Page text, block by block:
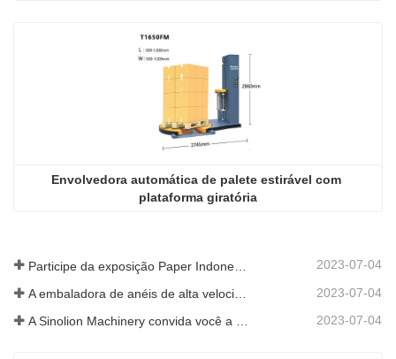
Envolvedora automática de palete estirável com
plataforma giratória
2023-07-04
2023-07-04
A Sinolion Machinery convida você a visitar a exposição[ProPak(China) 2023-07-04